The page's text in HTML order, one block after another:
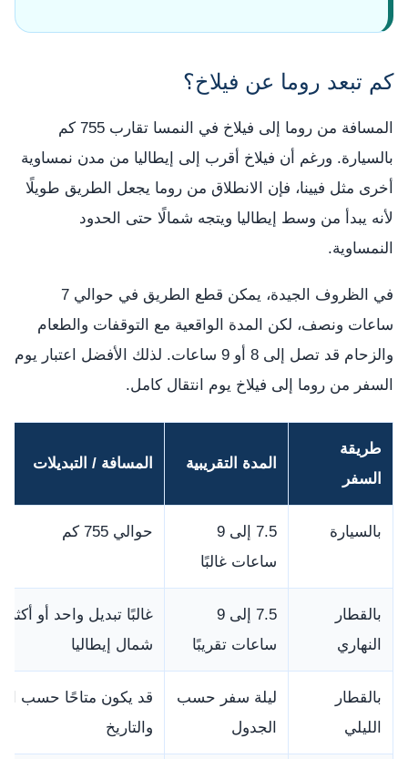
كم تبعد روما عن فيلاخ؟
المسافة من روما إلى فيلاخ في النمسا تقارب 755 كم
بالسيارة. ورغم أن فيلاخ أقرب إلى إيطاليا من مدن نمساوية
أخرى مثل فيينا، فإن الانطلاق من روما يجعل الطريق طويلًا
لأنه يبدأ من وسط إيطاليا ويتجه شمالًا حتى الحدود
النمساوية.
في الظروف الجيدة، يمكن قطع الطريق في حوالي 7
ساعات ونصف، لكن المدة الواقعية مع التوقفات والطعام
والزحام قد تصل إلى 8 أو 9 ساعات. لذلك الأفضل اعتبار يوم
السفر من روما إلى فيلاخ يوم انتقال كامل.
طريقة
السفر
المدة التقريبية المسافة / التبديلات
بالسيارة
7.5 إلى 9
ساعات غالبًا
حوالي 755 كم
بالقطار
النهاري
7.5 إلى 9
ساعات تقريبًا
غالبًا تبديل واحد أو أكثر
شمال إيطاليا
بالقطار
الليلي
ليلة سفر حسب
الجدول
قد يكون متاحًا حسب
والتاريخ